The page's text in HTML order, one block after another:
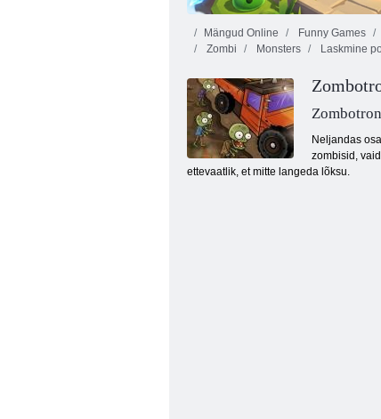
Saatuse poolt vibuküttide kohtuprotsess
Mängud Online Funny Games
Zombi
Monsters Laskmine
Neljandas
zombisid,
ettevaatlik, et mitte langeda lõksu.